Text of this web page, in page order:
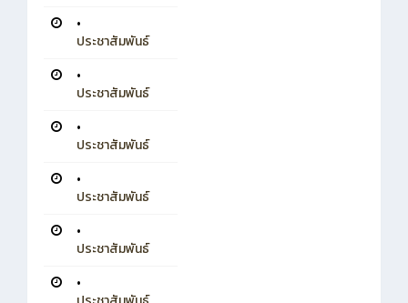
•
ประชาสัมพันธ์
•
ประชาสัมพันธ์
•
ประชาสัมพันธ์
•
ประชาสัมพันธ์
•
ประชาสัมพันธ์
•